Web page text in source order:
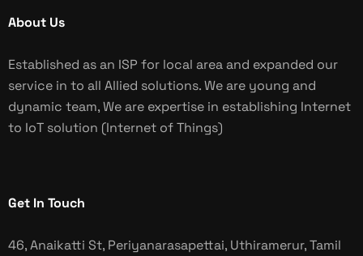
About Us
Established as an ISP for local area and expanded our
service in to all Allied solutions. We are young and
dynamic team, We are expertise in establishing Internet
to IoT solution (Internet of Things)
Get In Touch
46, Anaikatti St, Periyanarasapettai, Uthiramerur, Tamil